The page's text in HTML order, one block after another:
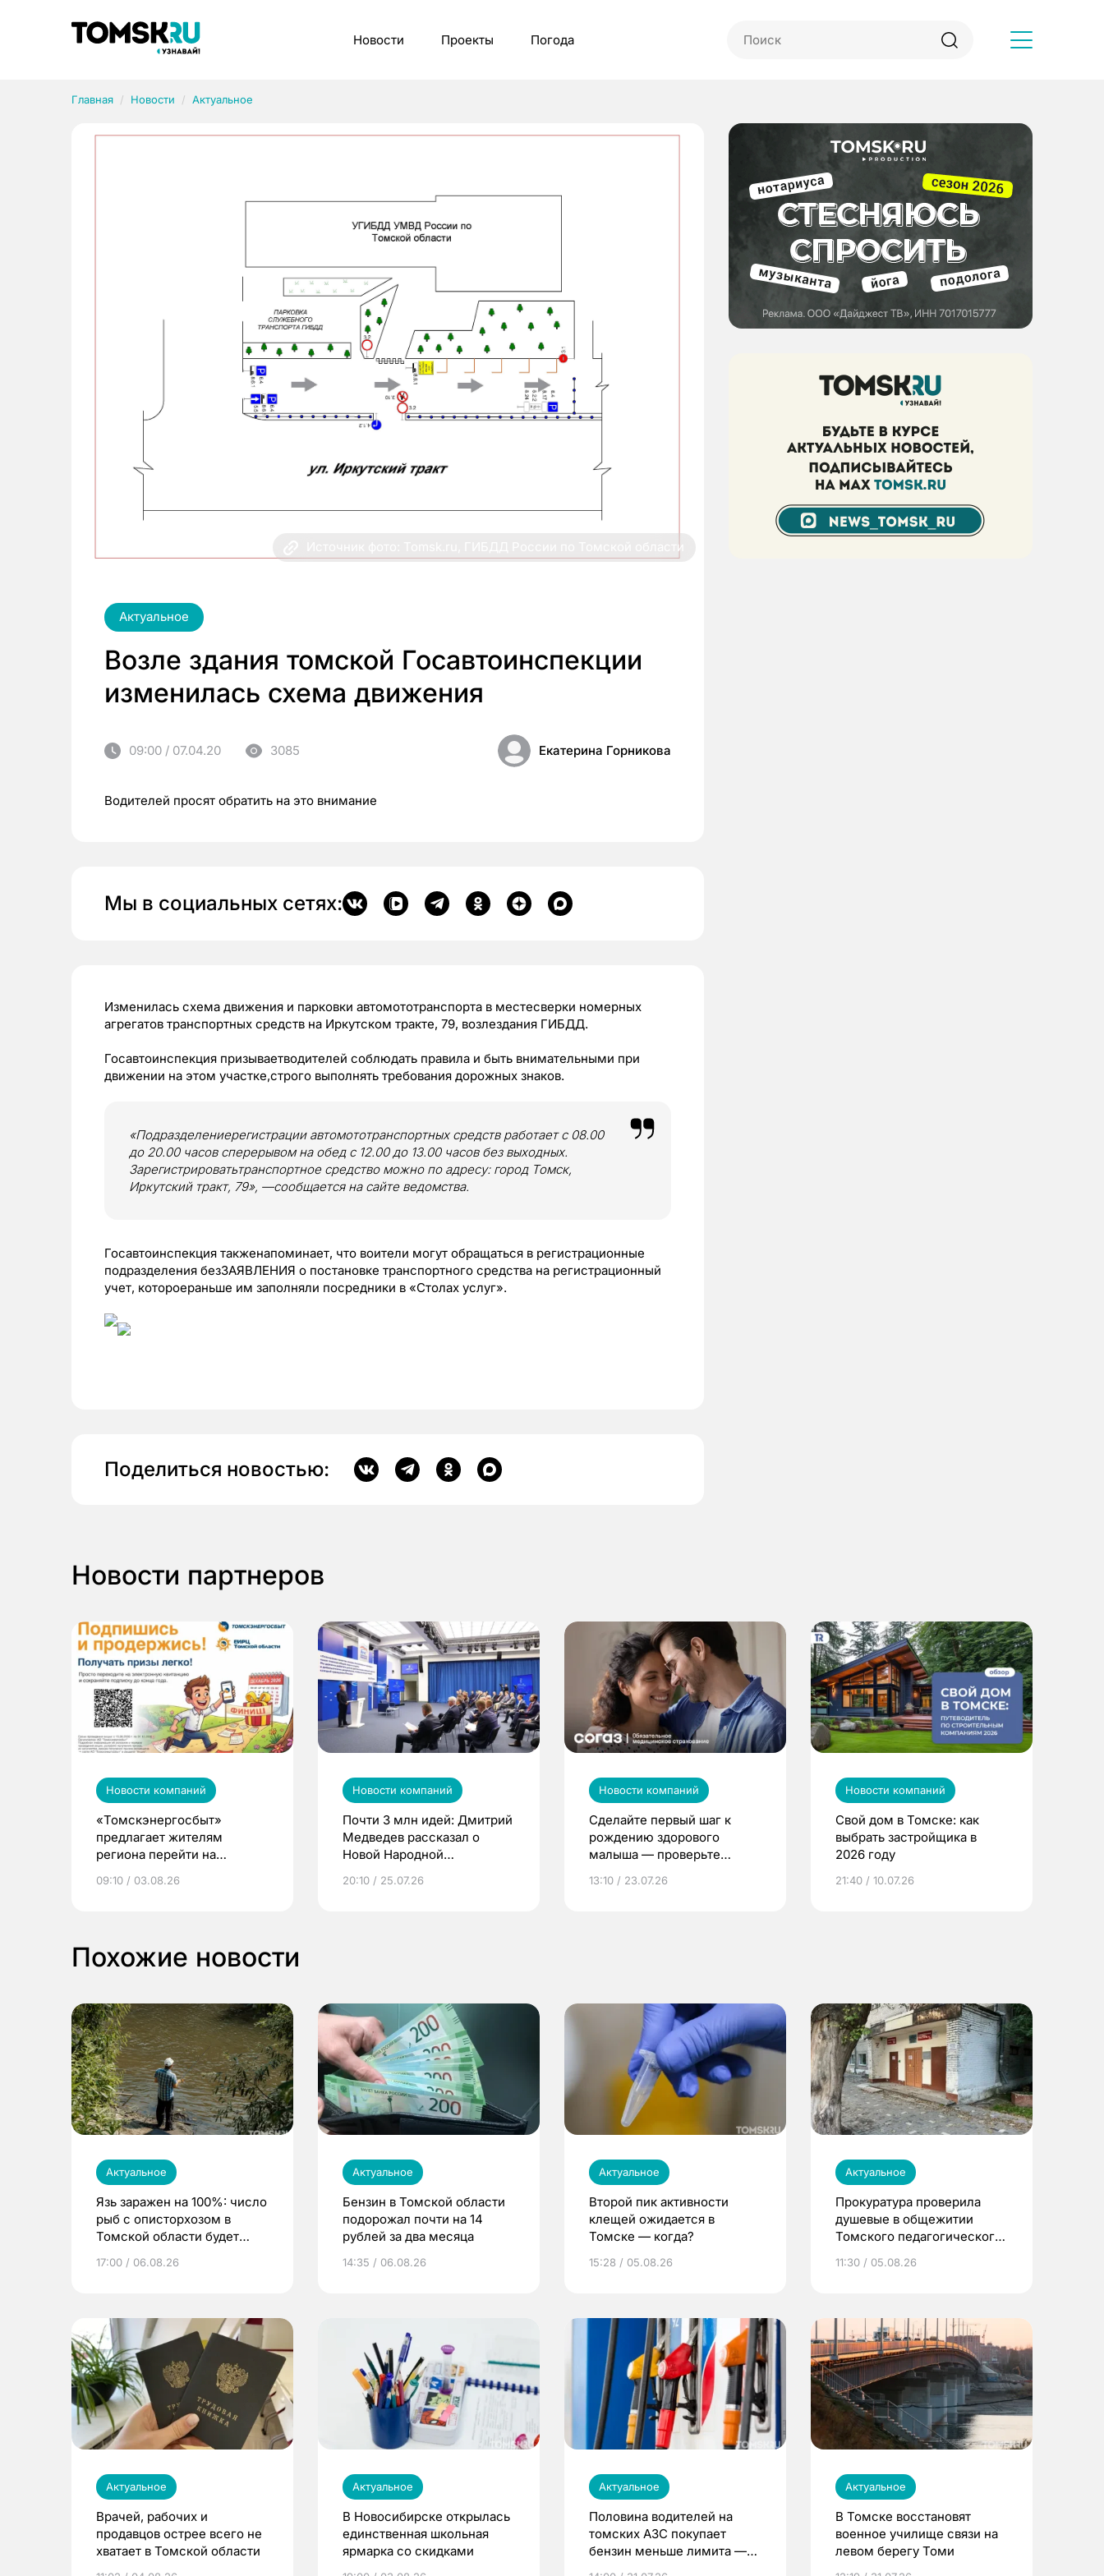
Новости Проекты Погода
Главная Новости Актуальное
Источник фото: Tomsk.ru, ГИБДД России по Томской области
Актуальное
Возле здания томской Госавтоинспекции
изменилась схема движения
09:00 / 07.04.20 3085 Екатерина Горникова
Водителей просят обратить на это внимание
Мы в социальных сетях:
Изменилась схема движения и парковки автомототранспорта в местесверки номерных
агрегатов транспортных средств на Иркутском тракте, 79, возлездания ГИБДД.
Госавтоинспекция призываетводителей соблюдать правила и быть внимательными при
движении на этом участке,строго выполнять требования дорожных знаков.
«Подразделениерегистрации автомототранспортных средств работает с 08.00
до 20.00 часов сперерывом на обед с 12.00 до 13.00 часов без выходных.
Зарегистрироватьтранспортное средство можно по адресу: город Томск,
Иркутский тракт, 79», —сообщается на сайте ведомства.
Госавтоинспекция такженапоминает, что воители могут обращаться в регистрационные
подразделения безЗАЯВЛЕНИЯ о постановке транспортного средства на регистрационный
учет, котороераньше им заполняли посредники в «Столах услуг».
Поделиться новостью:
Новости партнеров
Новости компаний
«Томскэнергосбыт»
предлагает жителям
региона перейти на
выиграть призы
09:10 / 03.08.26
Новости компаний
Почти 3 млн идей: Дмитрий
Медведев рассказал о
Новой Народной
20:10 / 25.07.26
Новости компаний
Сделайте первый шаг к
рождению здорового
малыша — проверьте
по ОМС!
13:10 / 23.07.26
Новости компаний
Свой дом в Томске: как
выбрать застройщика в
2026 году
21:40 / 10.07.26
Похожие новости
Актуальное
Язь заражен на 100%: число
рыб с описторхозом в
Томской области будет
17:00 / 06.08.26
Актуальное
Бензин в Томской области
подорожал почти на 14
рублей за два месяца
14:35 / 06.08.26
Актуальное
Второй пик активности
клещей ожидается в
Томске — когда?
15:28 / 05.08.26
Актуальное
Прокуратура проверила
душевые в общежитии
Томского педагогического
11:30 / 05.08.26
Актуальное
Врачей, рабочих и
продавцов острее всего не
хватает в Томской области
Актуальное
В Новосибирске открылась
единственная школьная
ярмарка со скидками
Актуальное
Половина водителей на
томских АЗС покупает
бензин меньше лимита —
Актуальное
В Томске восстановят
военное училище связи на
левом берегу Томи
Рубрики